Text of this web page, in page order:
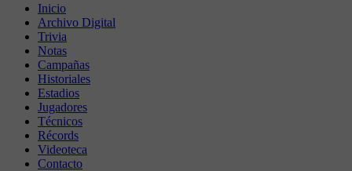
Inicio
Archivo Digital
Trivia
Notas
Campañas
Historiales
Estadios
Jugadores
Técnicos
Récords
Videoteca
Contacto